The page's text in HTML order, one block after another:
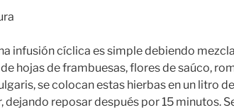
infusión cíclica es simple debiendo
hojas de frambuesas, flores de saúco,
se colocan estas hierbas en un litro
dejando reposar después por 15 minutos.